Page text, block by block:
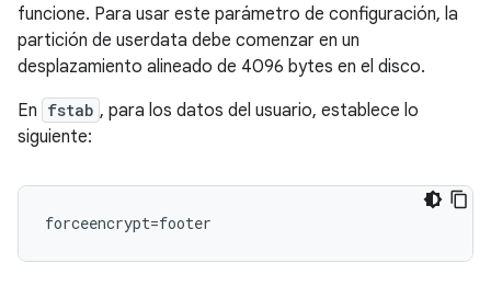
funcione. Para usar este parámetro de configuración, la
partición de userdata debe comenzar en un
desplazamiento alineado de 4096 bytes en el disco.
En fstab , para los datos del usuario, establece lo
siguiente: